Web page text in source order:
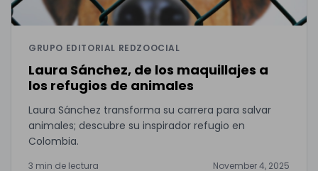
GRUPO EDITORIAL REDZOOCIAL
Laura Sánchez, de los maquillajes a
los refugios de animales
Laura Sánchez transforma su carrera para salvar
animales; descubre su inspirador refugio en
Colombia.
3 min de lectura November 4, 2025